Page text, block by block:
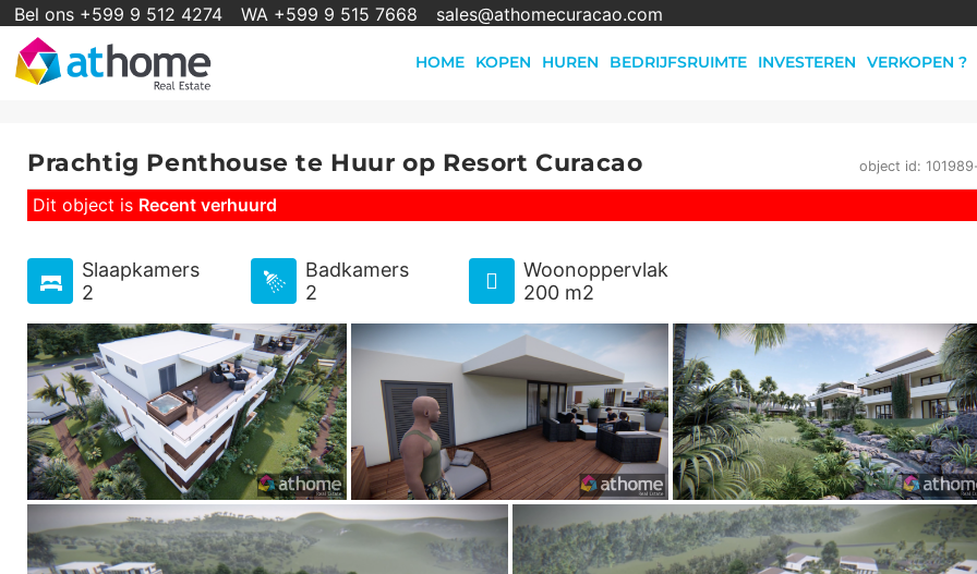
Bel ons +599 9 512 4274 WA +599 9 515 7668 sales@athomecuracao.com
HOME KOPEN HUREN BEDRIJFSRUIMTE INVESTEREN VERKOPEN ?
Prachtig Penthouse te Huur op Resort Curacao object id:
Dit object is Recent verhuurd
Slaapkamers
2
Badkamers
2
Woonoppervlak
200 m2